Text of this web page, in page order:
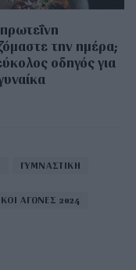
την ημέρα;
οδηγός για
ΓΥΜΝΑΣΤΙΚΗ
ΑΓΩΝΕΣ 2024